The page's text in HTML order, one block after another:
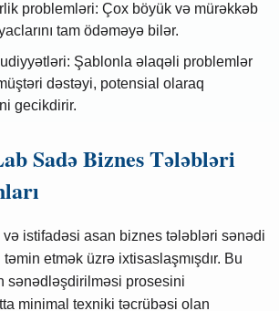
problemləri: Çox böyük və mürəkkəb
tam ödəməyə bilər.
Şablonla əlaqəli problemlər
dəstəyi, potensial olaraq
gecikdirir.
Sadə Biznes Tələbləri
istifadəsi asan biznes tələbləri sənədi
təmin etmək üzrə ixtisaslaşmışdır. Bu
sənədləşdirilməsi prosesini
minimal texniki təcrübəsi olan